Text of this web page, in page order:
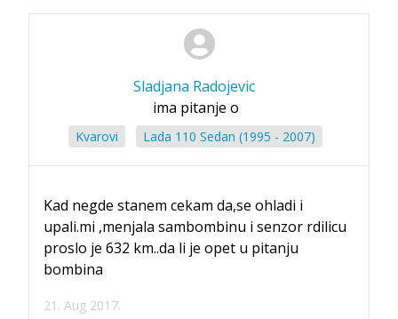
Sladjana Radojevic
ima pitanje o
Kvarovi Lada 110 Sedan (1995 - 2007)
Kad negde stanem cekam da,se ohladi i
upali.mi ,menjala sambombinu i senzor rdilicu
proslo je 632 km..da li je opet u pitanju
bombina
21. Aug 2017.